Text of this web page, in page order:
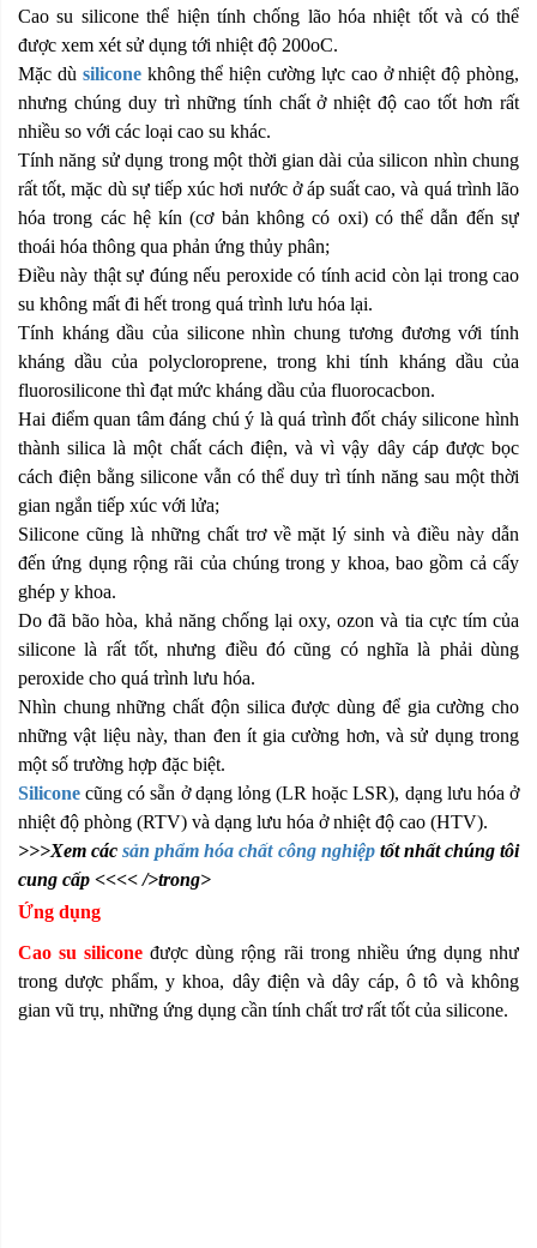
Cao su siliconethể hiện tính chống lão hóa nhiệt tốt và có thể
được xem xét sử dụng tới nhiệt độ 200oC.
Mặc dù silicone không thể hiện cường lực cao ở nhiệt độ phòng,
nhưng chúng duy trì những tính chất ở nhiệt độ cao tốt hơn rất
nhiều so với các loại cao su khác.
Tính năng sử dụng trong một thời gian dài của silicon nhìn chung
rất tốt, mặc dù sự tiếp xúc hơi nước ở áp suất cao, và quá trình lão
hóa trong các hệ kín (cơ bản không có oxi) có thể dẫn đến sự
thoái hóa thông qua phản ứng thủy phân;
Điều này thật sự đúng nếu peroxide có tính acid còn lại trong cao
su không mất đi hết trong quá trình lưu hóa lại.
Tính kháng dầu của silicone nhìn chung tương đương với tính
kháng dầu của polycloroprene, trong khi tính kháng dầu của
fluorosilicone thì đạt mức kháng dầu của fluorocacbon.
Hai điểm quan tâm đáng chú ý là quá trình đốt cháy silicone hình
thành silica là một chất cách điện, và vì vậy dây cáp được bọc
cách điện bằng silicone vẫn có thể duy trì tính năng sau một thời
gian ngắn tiếp xúc với lửa;
Silicone cũng là những chất trơ về mặt lý sinh và điều này dẫn
đến ứng dụng rộng rãi của chúng trong y khoa, bao gồm cả cấy
ghép y khoa.
Do đã bão hòa, khả năng chống lại oxy, ozon và tia cực tím của
silicone là rất tốt, nhưng điều đó cũng có nghĩa là phải dùng
peroxide cho quá trình lưu hóa.
Nhìn chung những chất độn silica được dùng để gia cường cho
những vật liệu này, than đen ít gia cường hơn, và sử dụng trong
một số trường hợp đặc biệt.
Silicone cũng có sẵn ở dạng lỏng (LR hoặc LSR), dạng lưu hóa ở
nhiệt độ phòng (RTV) và dạng lưu hóa ở nhiệt độ cao (HTV).
>>>Xem cácsản phẩm hóa chất công nghiệptốt nhất chúng tôi
cung cấp <<<< />trong>
Ứng dụng
Cao su silicone được dùng rộng rãi trong nhiều ứng dụng như
trong dược phẩm, y khoa, dây điện và dây cáp, ô tô và không
gian vũ trụ, những ứng dụng cần tính chất trơ rất tốt của silicone.